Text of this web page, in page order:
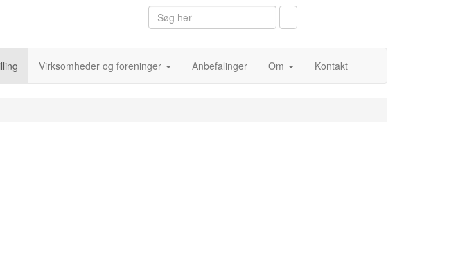
Virksomheder og foreninger Anbefalinger Om Kontakt